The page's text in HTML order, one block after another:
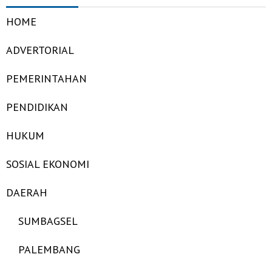
HOME
ADVERTORIAL
PEMERINTAHAN
PENDIDIKAN
HUKUM
SOSIAL EKONOMI
DAERAH
SUMBAGSEL
PALEMBANG